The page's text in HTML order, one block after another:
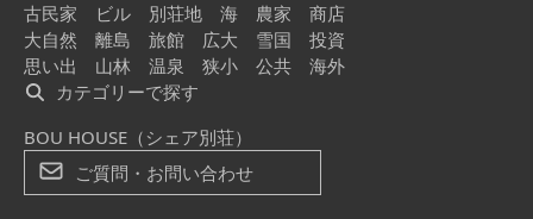
古民家
ビル 別荘地 海 農家
商店
大自然
離島 旅館 広大 雪国
投資
思い出
山林 温泉 狭小 公共
海外
カテゴリーで探す
BOU HOUSE（シェア別荘）
ご質問・お問い合わせ